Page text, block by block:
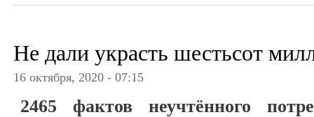
Не дали украсть шестьсот
16 октября, 2020 - 07:15
2465 фактов неучтённого